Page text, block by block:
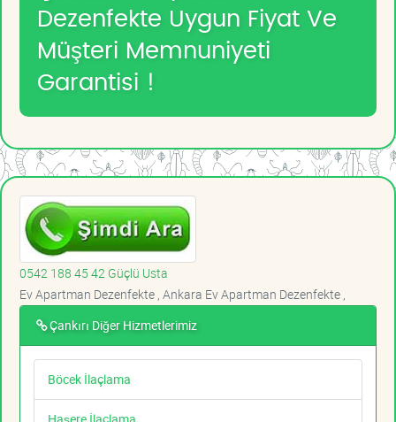
Dezenfekte Uygun Fiyat Ve
Müşteri Memnuniyeti
Garantisi !
0542 188 45 42 Güçlü Usta
Ev Apartman Dezenfekte , Ankara Ev Apartman Dezenfekte ,
Çankırı Diğer Hizmetlerimiz
Böcek İlaçlama